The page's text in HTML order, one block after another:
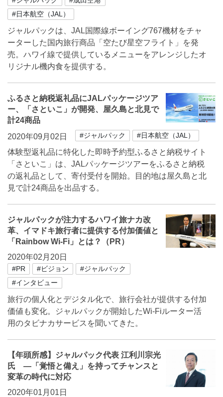
#日本航空（JAL）
ジャルパックは、JAL国際線ボーイング767機材をチャ
ーターした国内旅行商品「空たび星空フライト」を発
売。ハワイ線で提供しているメニューをアレンジしたオ
リジナル機内食を提供する。
ふるさと納税返礼品にJALパッケージツア
ー、「さといこ」が開発、屋久島と北見で
計24商品
2020年09月02日
#ジャルパック #日本航空（JAL）
体験型返礼品に特化した即時予約型ふるさと納税サイト
「さといこ」は、JALパッケージツアーをふるさと納税
の返礼品として、寄付受付を開始。目的地は屋久島と北
見で計24商品を出品する。
ジャルパックが注力するハワイ旅ナカ改
革、イマドキ旅行者に提供する付加価値と
「Rainbow Wi-Fi」とは？（PR）
2020年02月20日
#PR #ビジョン
#ジャルパック
#インタビュー
旅行の個人化とデジタル化で、旅行会社が提供する付加
価値も変化。ジャルパックが開始したWi-Fiルーター活
用のタビナカサービスを聞いてきた。
【年頭所感】ジャルパック代表 江利川宗光
氏 ―「覚悟と備え」を持ってチャンスと
変革の時代に対応
2020年01月01日